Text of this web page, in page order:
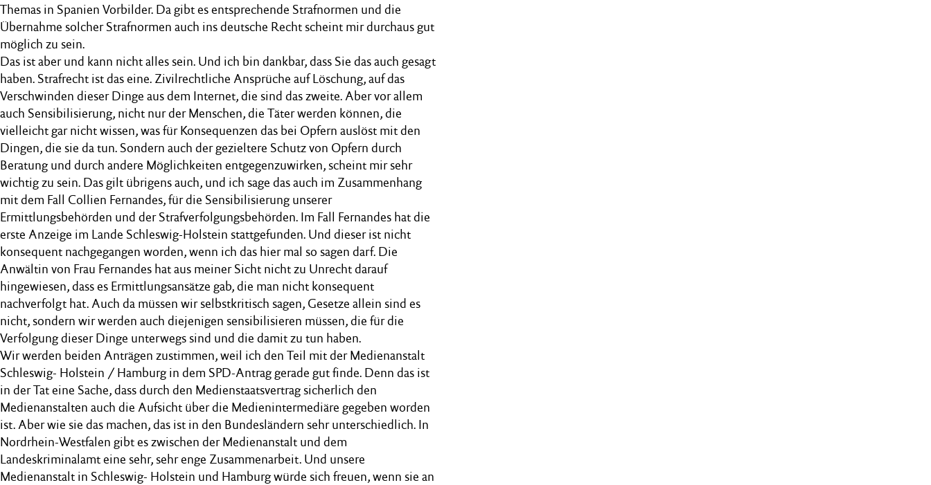
Themas in Spanien Vorbilder. Da gibt es entsprechende Strafnormen und die
Übernahme solcher Strafnormen auch ins deutsche Recht scheint mir durchaus gut
möglich zu sein.
Das ist aber und kann nicht alles sein. Und ich bin dankbar, dass Sie das auch gesagt
haben. Strafrecht ist das eine. Zivilrechtliche Ansprüche auf Löschung, auf das
Verschwinden dieser Dinge aus dem Internet, die sind das zweite. Aber vor allem
auch Sensibilisierung, nicht nur der Menschen, die Täter werden können, die
vielleicht gar nicht wissen, was für Konsequenzen das bei Opfern auslöst mit den
Dingen, die sie da tun. Sondern auch der gezieltere Schutz von Opfern durch
Beratung und durch andere Möglichkeiten entgegenzuwirken, scheint mir sehr
wichtig zu sein. Das gilt übrigens auch, und ich sage das auch im Zusammenhang
mit dem Fall Collien Fernandes, für die Sensibilisierung unserer
Ermittlungsbehörden und der Strafverfolgungsbehörden. Im Fall Fernandes hat die
erste Anzeige im Lande Schleswig-Holstein stattgefunden. Und dieser ist nicht
konsequent nachgegangen worden, wenn ich das hier mal so sagen darf. Die
Anwältin von Frau Fernandes hat aus meiner Sicht nicht zu Unrecht darauf
hingewiesen, dass es Ermittlungsansätze gab, die man nicht konsequent
nachverfolgt hat. Auch da müssen wir selbstkritisch sagen, Gesetze allein sind es
nicht, sondern wir werden auch diejenigen sensibilisieren müssen, die für die
Verfolgung dieser Dinge unterwegs sind und die damit zu tun haben.
Wir werden beiden Anträgen zustimmen, weil ich den Teil mit der Medienanstalt
Schleswig- Holstein / Hamburg in dem SPD-Antrag gerade gut finde. Denn das ist
in der Tat eine Sache, dass durch den Medienstaatsvertrag sicherlich den
Medienanstalten auch die Aufsicht über die Medienintermediäre gegeben worden
ist. Aber wie sie das machen, das ist in den Bundesländern sehr unterschiedlich. In
Nordrhein-Westfalen gibt es zwischen der Medienanstalt und dem
Landeskriminalamt eine sehr, sehr enge Zusammenarbeit. Und unsere
Medienanstalt in Schleswig- Holstein und Hamburg würde sich freuen, wenn sie an